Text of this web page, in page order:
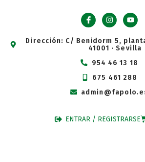
Dirección: C/ Benidorm 5,
41001 · Sevilla
954 46 13 18
675 461 288
ENTRAR / REGISTRARSE